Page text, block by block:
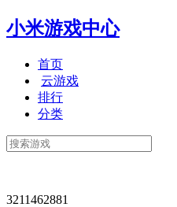
小米游戏中心
首页
云游戏
排行
分类
3211462881